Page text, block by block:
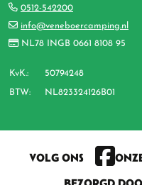
0512-542200
info@veneboercamping.nl
NL78 INGB 0661 8108 95
KvK.: 50794248
BTW: NL823324126B01
VOLG ONS